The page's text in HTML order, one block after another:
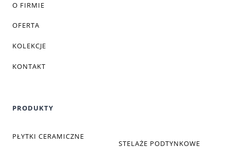
O FIRMIE
OFERTA
KOLEKCJE
KONTAKT
PRODUKTY
PŁYTKI CERAMICZNE
STELAŻE PODTYNKOWE